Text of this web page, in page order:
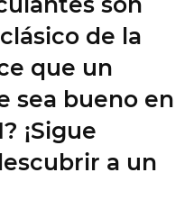
de la
que un
sea bueno en
¡Sigue
a un